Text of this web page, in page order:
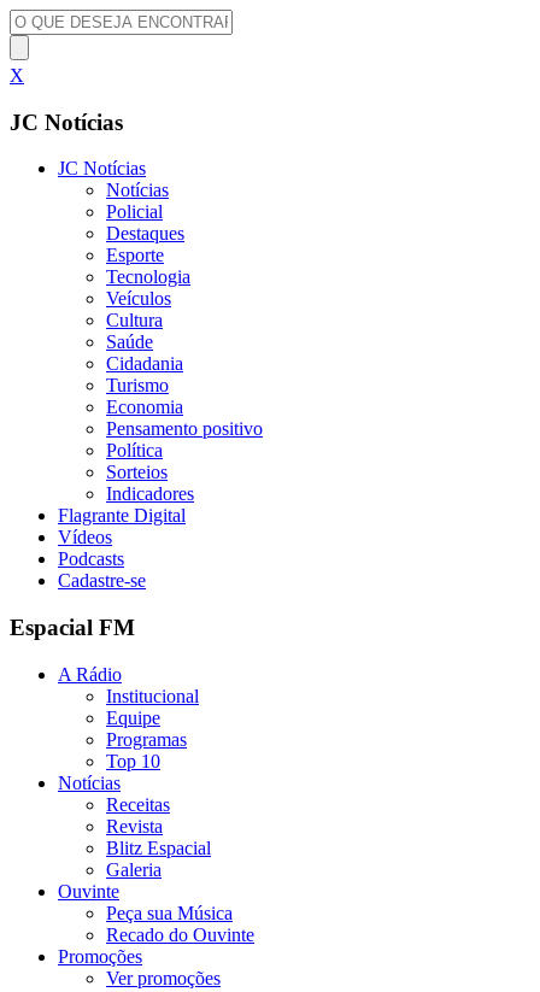
X
JC Notícias
JC Notícias
Notícias
Policial
Destaques
Esporte
Tecnologia
Veículos
Cultura
Saúde
Cidadania
Turismo
Economia
Pensamento positivo
Política
Sorteios
Indicadores
Flagrante Digital
Vídeos
Podcasts
Cadastre-se
Espacial FM
A Rádio
Institucional
Equipe
Programas
Top 10
Notícias
Receitas
Revista
Blitz Espacial
Galeria
Ouvinte
Peça sua Música
Recado do Ouvinte
Promoções
Ver promoções